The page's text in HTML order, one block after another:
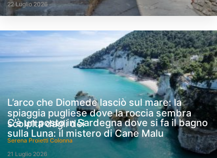
22 Luglio 2026
L’arco che Diomede lasciò sul mare: la
spiaggia pugliese dove la roccia sembra
scolpita dagli dèi
Serena Proietti Colonna
21 Luglio 2026
C’è un posto in Sardegna dove si fa il bagno
sulla Luna: il mistero di Cane Malu